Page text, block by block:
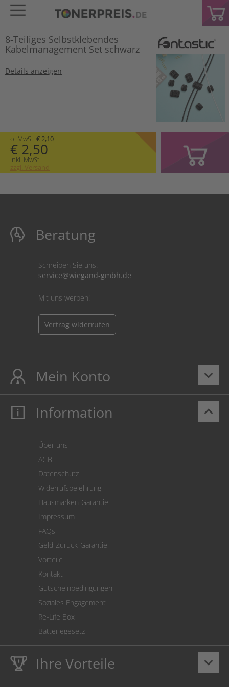
8-Teiliges Selbstklebendes
Kabelmanagement Set schwarz
Details anzeigen
o. MwSt. € 2,10
€ 2,50
inkl. MwSt.
zzgl. Versand
Beratung
Schreiben Sie uns:
service@wiegand-gmbh.de
Mit uns werben!
Vertrag widerrufen
keyboard_arrow_down
Mein Konto
Mein Konto
Cookie Einstellungen
keyboard_arrow_up
Information
Über uns
AGB
Datenschutz
Widerrufsbelehrung
Hausmarken-Garantie
Impressum
FAQs
Geld-Zurück-Garantie
Vorteile
Kontakt
Gutscheinbedingungen
Soziales Engagement
Re-Life Box
Batteriegesetz
keyboard_arrow_down
Ihre Vorteile